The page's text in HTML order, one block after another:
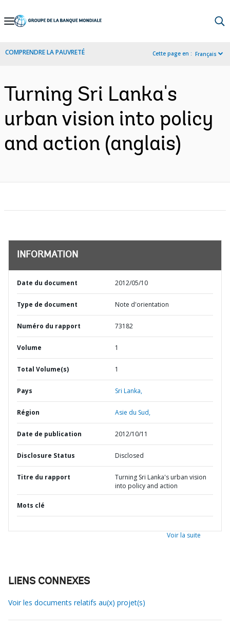
Skip
Navigation
COMPRENDRE LA PAUVRETÉ Cette page en : Français
Turning Sri Lanka's
urban vision into policy
and action (anglais)
INFORMATION
Date du document 2012/05/10
Type de document Note d'orientation
Numéro du rapport 73182
Volume 1
Total Volume(s) 1
Pays Sri Lanka,
Région Asie du Sud,
Date de publication 2012/10/11
Disclosure Status Disclosed
Titre du rapport
Turning Sri Lanka's urban vision
into policy and action
Mots clé
Voir la suite
LIENS CONNEXES
Voir les documents relatifs au(x) projet(s)